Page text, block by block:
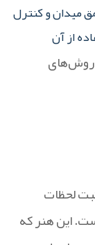
میدان و کنترل
از آن
روش‌های
لحظات
این هنر که